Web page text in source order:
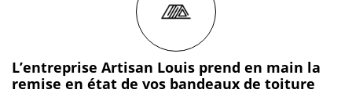
L’entreprise Artisan Louis prend en main la
remise en état de vos bandeaux de toiture